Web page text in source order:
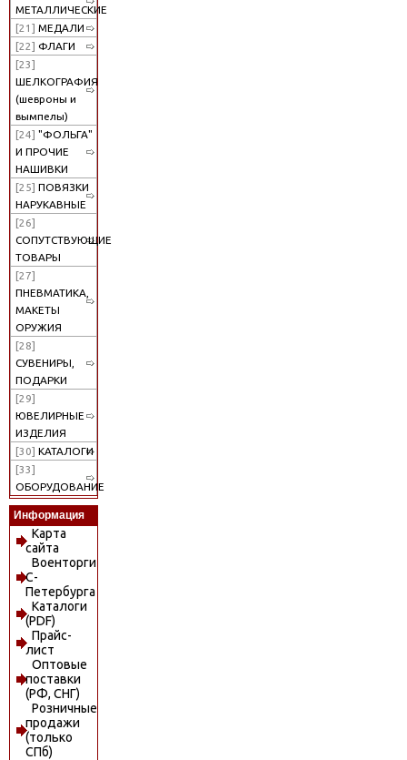
МЕТАЛЛИЧЕСКИЕ
[21] МЕДАЛИ
[22] ФЛАГИ
[23]
ШЕЛКОГРАФИЯ
(шевроны и
вымпелы)
[24] "ФОЛЬГА"
И ПРОЧИЕ
НАШИВКИ
[25] ПОВЯЗКИ
НАРУКАВНЫЕ
[26]
СОПУТСТВУЮЩИЕ
ТОВАРЫ
[27]
ПНЕВМАТИКА,
МАКЕТЫ
ОРУЖИЯ
[28]
СУВЕНИРЫ,
ПОДАРКИ
[29]
ЮВЕЛИРНЫЕ
ИЗДЕЛИЯ
[30] КАТАЛОГИ
[33]
ОБОРУДОВАНИЕ
Информация
Карта
сайта
Военторги
С-
Петербурга
Каталоги
(PDF)
Прайс-
лист
Оптовые
поставки
(РФ, СНГ)
Розничные
продажи
(только
СПб)